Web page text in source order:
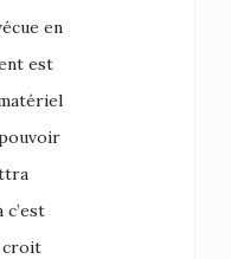
en
est
c’est
croit